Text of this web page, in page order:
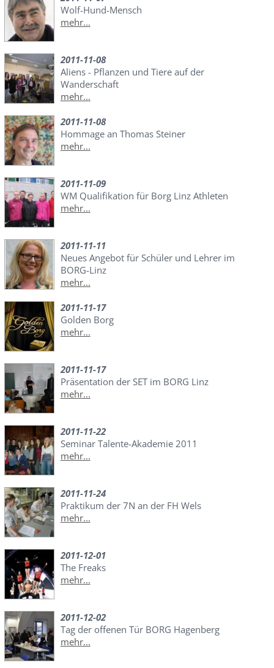
Wolf-Hund-Mensch
mehr...
2011-11-08
Aliens - Pflanzen und Tiere auf der
Wanderschaft
mehr...
2011-11-08
Hommage an Thomas Steiner
mehr...
2011-11-09
WM Qualifikation für Borg Linz Athleten
mehr...
2011-11-11
Neues Angebot für Schüler und Lehrer im
BORG-Linz
mehr...
2011-11-17
Golden Borg
mehr...
2011-11-17
Präsentation der SET im BORG Linz
mehr...
2011-11-22
Seminar Talente-Akademie 2011
mehr...
2011-11-24
Praktikum der 7N an der FH Wels
mehr...
2011-12-01
The Freaks
mehr...
2011-12-02
Tag der offenen Tür BORG Hagenberg
mehr...